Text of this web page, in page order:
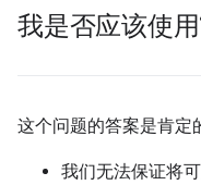
我是否应该使
这个问题的答案是肯定
我们无法保证将